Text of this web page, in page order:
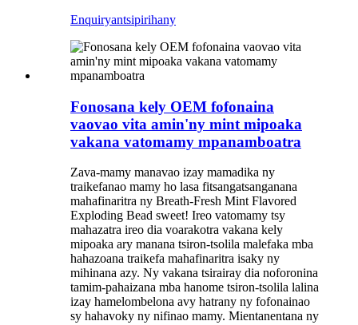
Enquiryantsipirihany
Fonosana kely OEM fofonaina
vaovao vita amin'ny mint mipoaka
vakana vatomamy mpanamboatra
Zava-mamy manavao izay mamadika ny
traikefanao mamy ho lasa fitsangatsanganana
mahafinaritra ny Breath-Fresh Mint Flavored
Exploding Bead sweet! Ireo vatomamy tsy
mahazatra ireo dia voarakotra vakana kely
mipoaka ary manana tsiron-tsolila malefaka mba
hahazoana traikefa mahafinaritra isaky ny
mihinana azy. Ny vakana tsirairay dia noforonina
tamim-pahaizana mba hanome tsiron-tsolila lalina
izay hamelombelona avy hatrany ny fofonainao
sy hahavoky ny nifinao mamy. Mientanentana ny